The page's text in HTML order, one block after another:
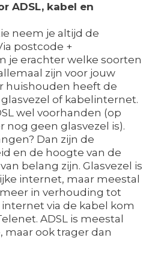
ADSL, kabel en
neem je altijd de
postcode +
je erachter welke soorten
zijn voor jouw
huishouden heeft de
of kabelinternet.
wel voorhanden (op
nog geen glasvezel is).
Dan zijn de
en de hoogte van de
belang zijn. Glasvezel is
internet, maar meestal
in verhouding tot
via de kabel kom
ADSL is meestal
maar ook trager dan